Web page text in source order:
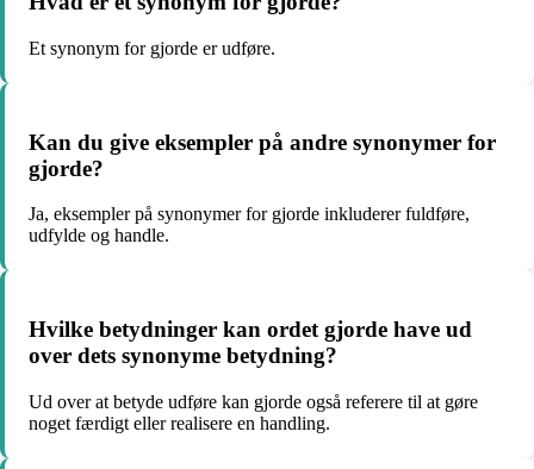
Et synonym for gjorde er udføre.
Kan du give eksempler på andre synonymer for
gjorde?
Ja, eksempler på synonymer for gjorde inkluderer fuldføre,
udfylde og handle.
Hvilke betydninger kan ordet gjorde have ud
over dets synonyme betydning?
Ud over at betyde udføre kan gjorde også referere til at gøre
noget færdigt eller realisere en handling.